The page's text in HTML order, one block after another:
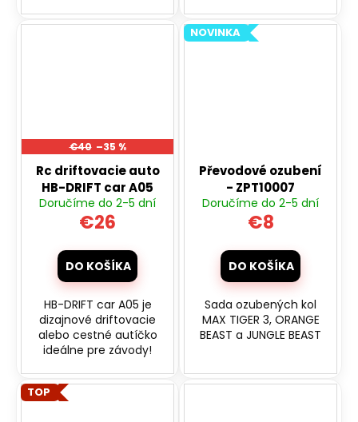
€40 –35 %
Rc driftovacie auto
HB-DRIFT car A05
Doručíme do 2-5 dní
€26
DO KOŠÍKA
HB-DRIFT car A05 je
dizajnové driftovacie
alebo cestné autíčko
ideálne pre závody!
NOVINKA
Převodové ozubení
- ZPT10007
Doručíme do 2-5 dní
€8
DO KOŠÍKA
Sada ozubených kol
MAX TIGER 3, ORANGE
BEAST a JUNGLE BEAST
TOP